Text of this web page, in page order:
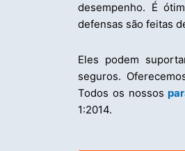
desempenho. É
defensas são feitas
Eles podem
seguros.
Todos os nossos
1:2014.